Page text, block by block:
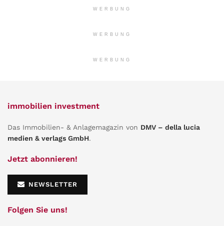
WERBUNG
WERBUNG
WERBUNG
immobilien investment
Das Immobilien- & Anlagemagazin von DMV – della lucia
medien & verlags GmbH.
Jetzt abonnieren!
NEWSLETTER
Folgen Sie uns!